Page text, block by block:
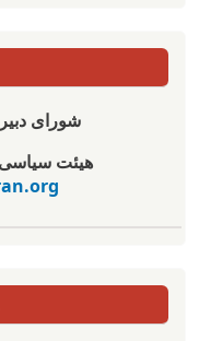
شورای
هیئت سیاسی